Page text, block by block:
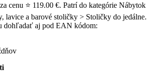
cenu ⭐ 119.00 €. Patrí do kategórie Nábytok
lavice a barové stoličky > Stoličky do jedálne.
dohľadať aj pod EAN kódom: